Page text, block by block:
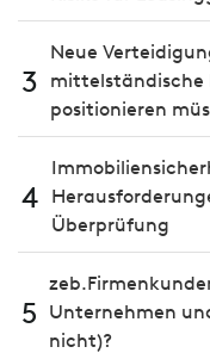
3
Neue
mittelständische
positionieren
4
Überprüfung
5
Unternehmen
nicht)?